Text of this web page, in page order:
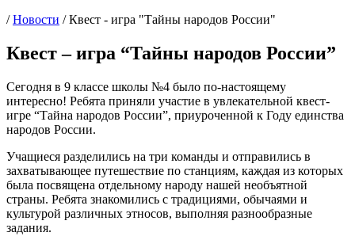
/Новости /Квест - игра "Тайны народов России"
Квест – игра “Тайны народов России”
Сегодня в 9 классе школы №4 было по-настоящему
интересно! Ребята приняли участие в увлекательной квест-
игре “Тайна народов России”, приуроченной к Году единства
народов России.
Учащиеся разделились на три команды и отправились в
захватывающее путешествие по станциям, каждая из которых
была посвящена отдельному народу нашей необъятной
страны. Ребята знакомились с традициями, обычаями и
культурой различных этносов, выполняя разнообразные
задания.